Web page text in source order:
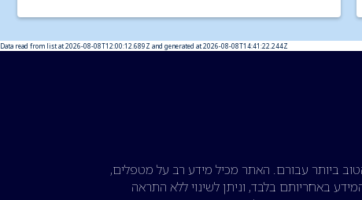
Data read from list at 2026-08-08T12:00:12.689Z and generated at 2026-08-08T14:41:22.244Z
ביותר עבורם. האתר מכיל מידע רב על מטפלים,
באחריותם בלבד, וניתן לשינוי ללא התראה